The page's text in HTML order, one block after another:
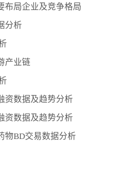
布局企业及竞争格局
分析
产业链
资数据及趋势分析
资数据及趋势分析
物BD交易数据分析